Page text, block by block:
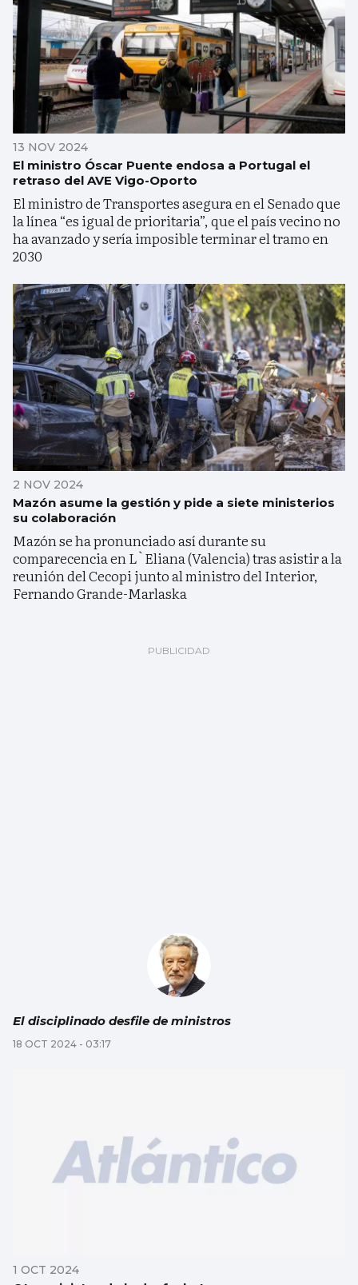
13 NOV 2024
El ministro Óscar Puente endosa a Portugal el
retraso del AVE Vigo-Oporto
El ministro de Transportes asegura en el Senado que
la línea “es igual de prioritaria”, que el país vecino no
ha avanzado y sería imposible terminar el tramo en
2030
2 NOV 2024
Mazón asume la gestión y pide a siete ministerios
su colaboración
Mazón se ha pronunciado así durante su
comparecencia en L`Eliana (Valencia) tras asistir a la
reunión del Cecopi junto al ministro del Interior,
Fernando Grande-Marlaska
El disciplinado desfile de ministros
18 OCT 2024 - 03:17
1 OCT 2024